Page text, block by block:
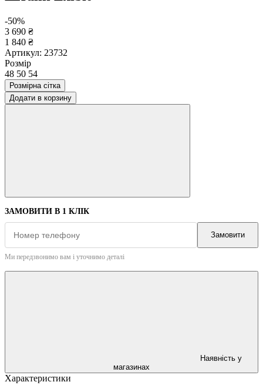
-50%
3 690 ₴
1 840 ₴
Артикул: 23732
Розмір
48 50 54
Розмірна сітка
Додати в корзину
ЗАМОВИТИ В 1 КЛІК
Замовити
Ми передзвонимо вам і уточнимо деталі
Наявність у
магазинах
Характеристики